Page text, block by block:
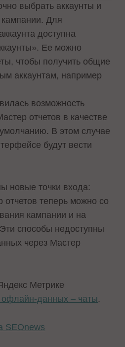
выбрать аккаунты и
кампании. Для
доступна
Ее можно
чтобы получить общие
аккаунтам, например
возможность
отчетов в качестве
В этом случае
будут вести
новые точки входа:
отчетов теперь можно со
кампании и на
способы недоступны
через Мастер
Метрике
офлайн-данных – чаты.
SEOnews